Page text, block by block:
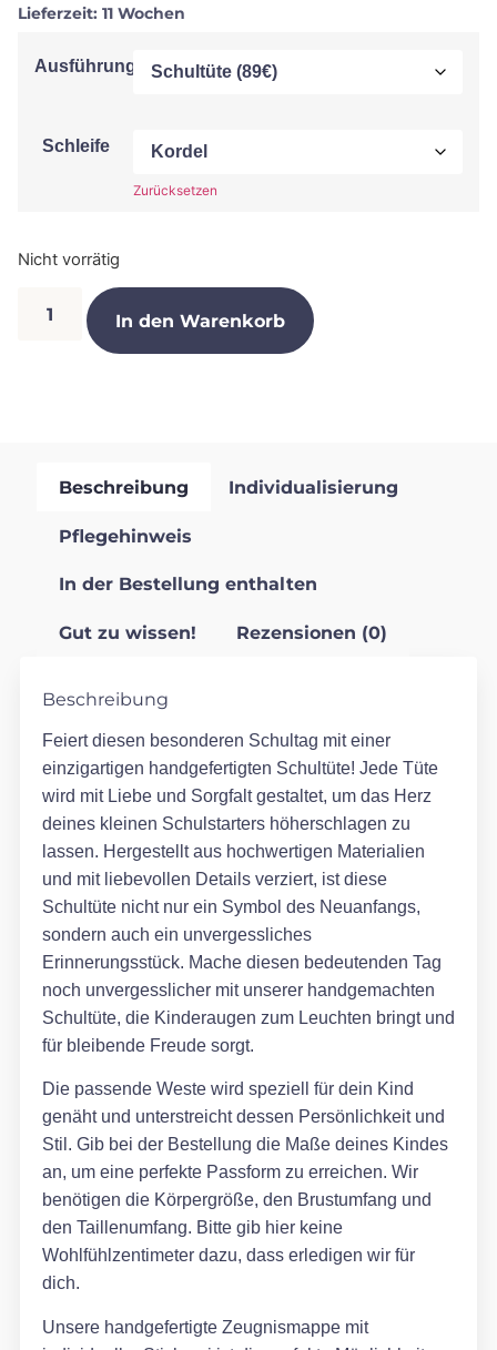
Lieferzeit: 11 Wochen
Ausführung
Schleife
Zurücksetzen
Nicht vorrätig
In den Warenkorb
Beschreibung Individualisierung
Pflegehinweis
In der Bestellung enthalten
Gut zu wissen! Rezensionen (0)
Beschreibung
Feiert diesen besonderen Schultag mit einer
einzigartigen handgefertigten Schultüte! Jede Tüte
wird mit Liebe und Sorgfalt gestaltet, um das Herz
deines kleinen Schulstarters höherschlagen zu
lassen. Hergestellt aus hochwertigen Materialien
und mit liebevollen Details verziert, ist diese
Schultüte nicht nur ein Symbol des Neuanfangs,
sondern auch ein unvergessliches
Erinnerungsstück. Mache diesen bedeutenden Tag
noch unvergesslicher mit unserer handgemachten
Schultüte, die Kinderaugen zum Leuchten bringt und
für bleibende Freude sorgt.
Die passende Weste wird speziell für dein Kind
genäht und unterstreicht dessen Persönlichkeit und
Stil. Gib bei der Bestellung die Maße deines Kindes
an, um eine perfekte Passform zu erreichen. Wir
benötigen die Körpergröße, den Brustumfang und
den Taillenumfang. Bitte gib hier keine
Wohlfühlzentimeter dazu, dass erledigen wir für
dich.
Unsere handgefertigte Zeugnismappe mit